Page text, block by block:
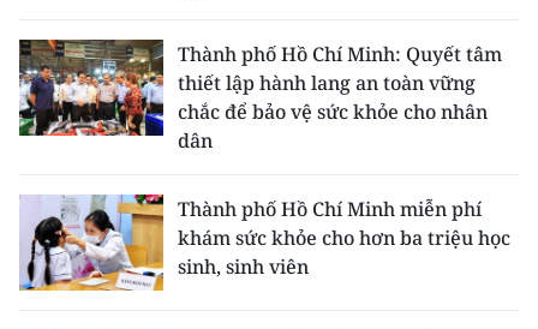
Thành phố Hồ Chí Minh: Quyết tâm
thiết lập hành lang an toàn vững
chắc để bảo vệ sức khỏe cho nhân
dân
Thành phố Hồ Chí Minh miễn phí
khám sức khỏe cho hơn ba triệu học
sinh, sinh viên